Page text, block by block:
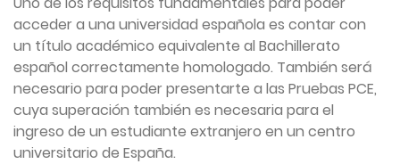
acceder a una universidad española es contar con
un título académico equivalente al Bachillerato
español correctamente homologado. También será
necesario para poder presentarte a las Pruebas PCE,
cuya superación también es necesaria para el
ingreso de un estudiante extranjero en un centro
universitario de España.